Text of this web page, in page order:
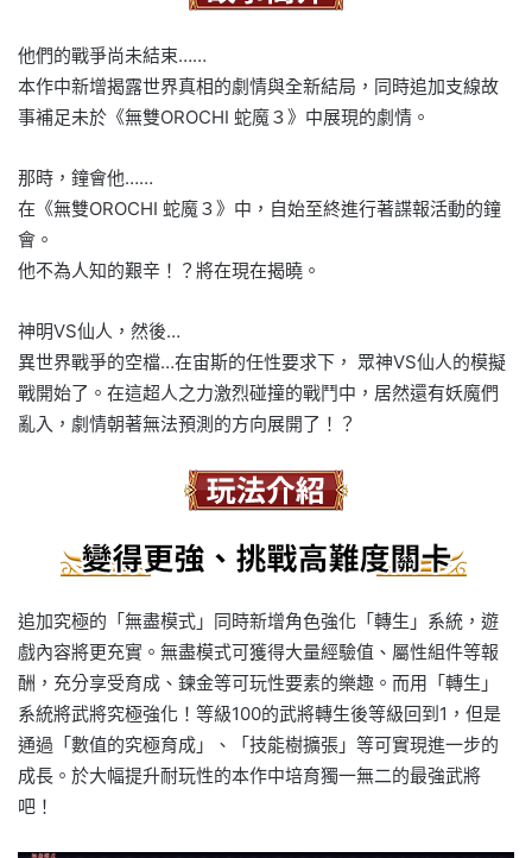
他們的戰爭尚未結束……
本作中新增揭露世界真相的劇情與全新結局，同時追加支線故
事補足未於《無雙OROCHI 蛇魔３》中展現的劇情。
那時，鐘會他……
在《無雙OROCHI 蛇魔３》中，自始至終進行著諜報活動的鐘
會。
他不為人知的艱辛！？將在現在揭曉。
神明VS仙人，然後…
異世界戰爭的空檔…在宙斯的任性要求下， 眾神VS仙人的模擬
戰開始了。在這超人之力激烈碰撞的戰鬥中，居然還有妖魔們
亂入，劇情朝著無法預測的方向展開了！？
追加究極的「無盡模式」同時新增角色強化「轉生」系統，遊
戲內容將更充實。無盡模式可獲得大量經驗值、屬性組件等報
酬，充分享受育成、鍊金等可玩性要素的樂趣。而用「轉生」
系統將武將究極強化！等級100的武將轉生後等級回到1，但是
通過「數值的究極育成」、「技能樹擴張」等可實現進一步的
成長。於大幅提升耐玩性的本作中培育獨一無二的最強武將
吧！